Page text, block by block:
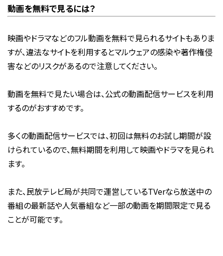
動画を無料で見るには？
映画やドラマなどのフル動画を無料で見られるサイトもありま
すが、違法なサイトを利用するとマルウェアの感染や著作権侵
害などのリスクがあるので注意してください。
動画を無料で見たい場合は、公式の動画配信サービスを利用
するのがおすすめです。
多くの動画配信サービスでは、初回は無料のお試し期間が設
けられているので、無料期間を利用して映画やドラマを見られ
ます。
また、民放テレビ局が共同で運営しているTVerなら放送中の
番組の最新話や人気番組など一部の動画を期間限定で見る
ことが可能です。